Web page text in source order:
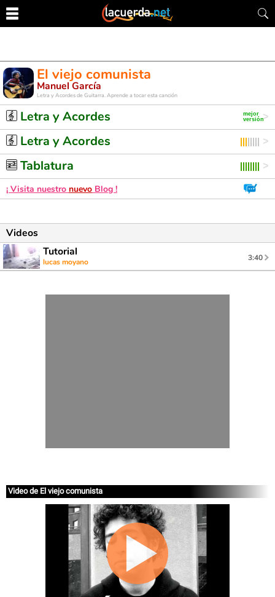
El viejo comunista
Manuel García
Letra y Acordes de Guitarra. Aprende a tocar esta canción
Letra y Acordes
Letra y Acordes
Tablatura
¡ Visita nuestro nuevo Blog !
Videos
Tutorial
lucas moyano 3:40
Video de El viejo comunista